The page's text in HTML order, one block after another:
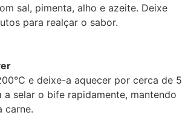
sal, pimenta, alho e azeite. Deixe
para realçar o sabor.
e deixe-a aquecer por cerca de 5
a selar o bife rapidamente, mantendo
carne.